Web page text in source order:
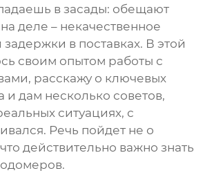
в засады: обещают
деле – некачественное
в поставках. В этой
своим опытом работы с
расскажу о ключевых
и дам несколько советов,
ситуациях, с
Речь пойдет не о
действительно важно знать
.